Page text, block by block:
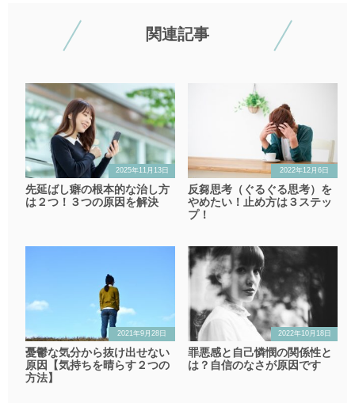
関連記事
2025年11月13日
先延ばし癖の根本的な治し方
は２つ！３つの原因を解決
2022年12月6日
反芻思考（ぐるぐる思考）を
やめたい！止め方は３ステッ
プ！
2021年9月28日
憂鬱な気分から抜け出せない
原因【気持ちを晴らす２つの
方法】
2022年10月18日
罪悪感と自己憐憫の関係性と
は？自信のなさが原因です